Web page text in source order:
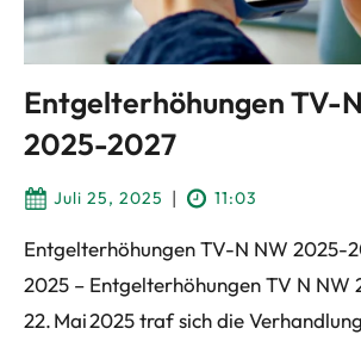
Entgelterhöhungen TV-
2025-2027
Juli 25, 2025 | 11:03
Entgelterhöhungen TV-N NW 2025-
2025 – Entgelterhöhungen TV N NW
22. Mai 2025 traf sich die